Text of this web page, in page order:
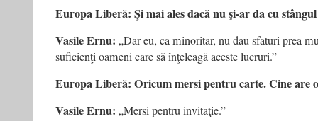
Europa Liberă: Şi mai ales dacă nu şi-ar da cu
Vasile Ernu: „Dar eu, ca minoritar, nu dau sfaturi prea
suficienţi oameni care să înţeleagă aceste lucruri.”
Europa Liberă: Oricum mersi pentru carte. Cine are
Vasile Ernu: „Mersi pentru invitaţie.”